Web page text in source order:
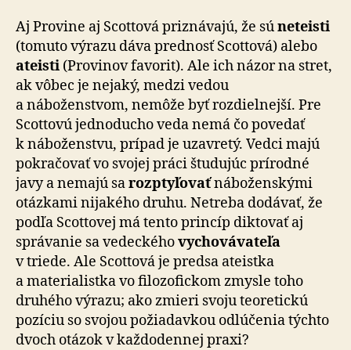
Aj Provine aj Scottová priznávajú, že súneteisti
(tomuto výrazu dáva prednosť Scottová) alebo
ateisti (Provinov favorit). Ale ich názor na stret,
ak vôbec je nejaký, medzi vedou
a náboženstvom, nemôže byť rozdielnejší. Pre
Scottovú jednoducho veda nemá čo povedať
k ná­bo­žen­stvu, prípad je uzavretý. Vedci majú
pokračovať vo svojej práci študujúc prírodné
javy a nemajú sarozptyľovaťnáboženskými
otázkami nijakého druhu. Netreba do­dá­vať, že
podľa Scottovej má tento princíp diktovať aj
sprá­va­nie sa vedeckéhovychovávateľa
v triede. Ale Scottová je predsa ateistka
a materialistka vo filozofickom zmysle toho
druhého výrazu; ako zmieri svoju teoretickú
pozíciu so svojou požiadavkou odlúčenia týchto
dvoch otázok v každodennej praxi?